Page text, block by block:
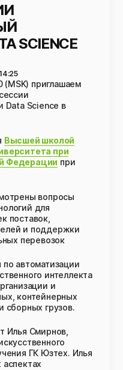
SCIENCE
(MSK) приглашаем
Data Science в
Высшей школой
при
Федерации при
вопросы
для
поставок,
и поддержки
перевозок
автоматизации
интеллекта
и
контейнерных
сборных грузов.
Илья Смирнов,
ГК Юзтех. Илья